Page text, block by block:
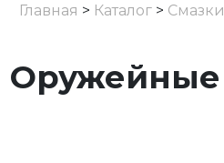
Главная > Каталог > Смазки
Оружейные